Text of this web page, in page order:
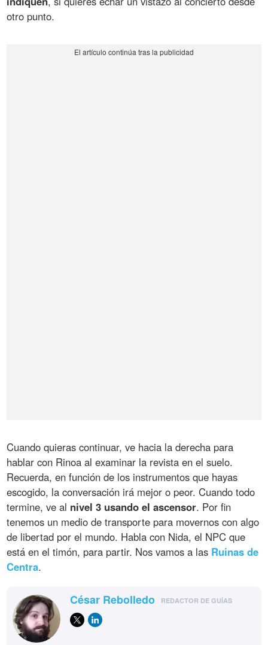
otro punto.
Cuando quieras continuar, ve hacia la derecha para
hablar con Rinoa al examinar la revista en el suelo.
Recuerda, en función de los instrumentos que hayas
escogido, la conversación irá mejor o peor. Cuando todo
termine, ve al nivel 3 usando el ascensor. Por fin
tenemos un medio de transporte para movernos con algo
de libertad por el mundo. Habla con Nida, el NPC que
está en el timón, para partir. Nos vamos a las Ruinas de
Centra.
César Rebolledo REDACTOR DE GUÍAS